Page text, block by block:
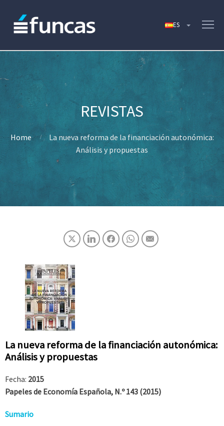
Home
La nueva reforma de la financiación autonómica:
Análisis y propuestas
La nueva reforma de la financiación autonómica:
Análisis y propuestas
Fecha: 2015
Papeles de Economía Española, N.º 143 (2015)
Sumario